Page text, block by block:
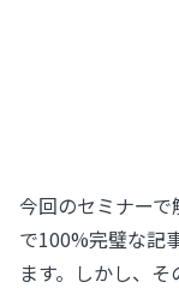
今回のセミナー
で100%完璧な記
ます。しかし、そ